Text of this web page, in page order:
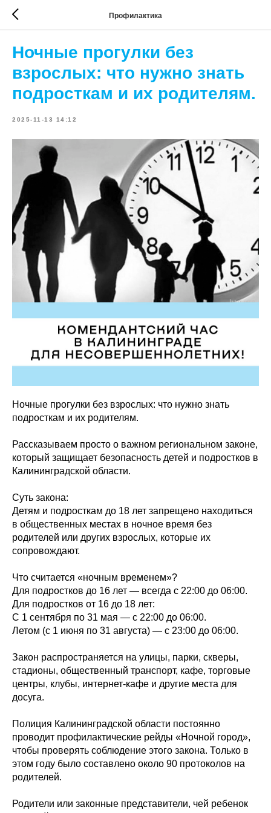
Профилактика
Ночные прогулки без
взрослых: что нужно знать
подросткам и их родителям.
2025-11-13 14:12
Ночные прогулки без взрослых: что нужно знать
подросткам и их родителям.
Рассказываем просто о важном региональном законе,
который защищает безопасность детей и подростков в
Калининградской области.
Суть закона:
Детям и подросткам до 18 лет запрещено находиться
в общественных местах в ночное время без
родителей или других взрослых, которые их
сопровождают.
Что считается «ночным временем»?
Для подростков до 16 лет — всегда с 22:00 до 06:00.
Для подростков от 16 до 18 лет:
С 1 сентября по 31 мая — с 22:00 до 06:00.
Летом (с 1 июня по 31 августа) — с 23:00 до 06:00.
Закон распространяется на улицы, парки, скверы,
стадионы, общественный транспорт, кафе, торговые
центры, клубы, интернет-кафе и другие места для
досуга.
Полиция Калининградской области постоянно
проводит профилактические рейды «Ночной город»,
чтобы проверять соблюдение этого закона. Только в
этом году было составлено около 90 протоколов на
родителей.
Родители или законные представители, чей ребенок